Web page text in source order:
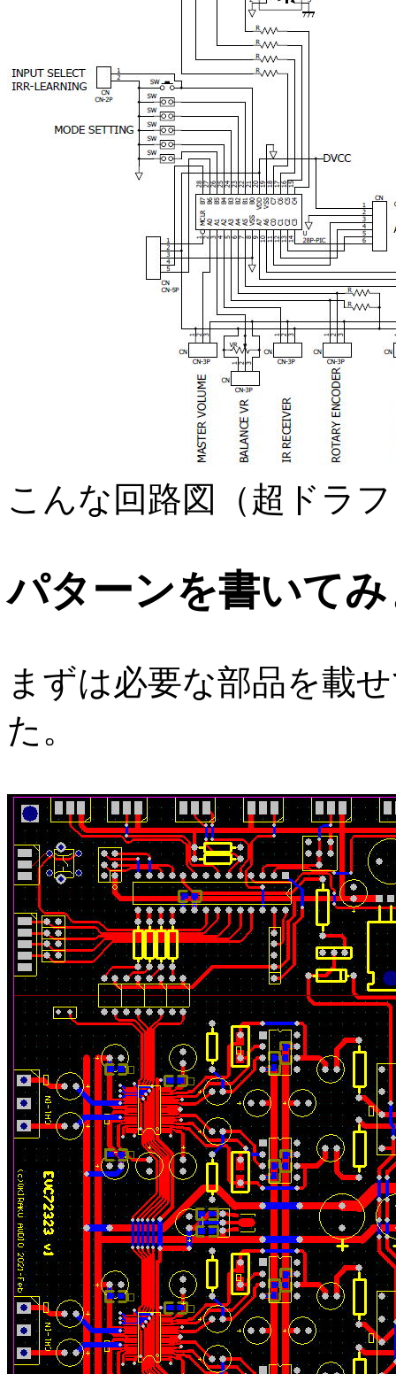
こんな回路図（超ドラ
パターンを書いて
まずは必要な部品を載
た。